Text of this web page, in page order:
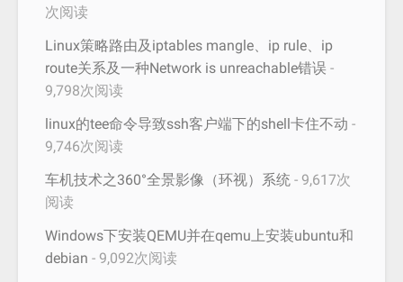
次阅读
Linux策略路由及iptables mangle、ip rule、ip
route关系及一种Network is unreachable错误 -
9,798次阅读
linux的tee命令导致ssh客户端下的shell卡住不动 -
9,746次阅读
车机技术之360°全景影像（环视）系统 - 9,617次
阅读
Windows下安装QEMU并在qemu上安装ubuntu和
debian - 9,092次阅读